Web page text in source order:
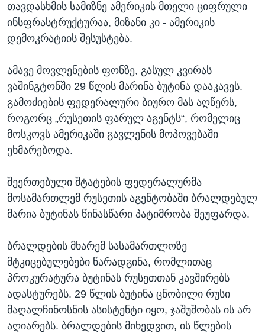
თავდასხმის სამიზნე ამერიკის მთელი ციფრული
ინსფრასტრუქტურაა, მიზანი კი - ამერიკის
დემოკრატიის შესუსტება.
ამავე მოვლენების ფონზე, გასულ კვირას
ვაშინგტონში 29 წლის მარინა ბუტინა დააკავეს.
გამოძიების ფედერალური ბიურო მას აღწერს,
როგორც „რუსეთის ფარულ აგენტს“, რომელიც
მოსკოვს ამერიკაში გავლენის მოპოვებაში
ეხმარებოდა.
შეერთებული შტატების ფედერალურმა
მოსამართლემ რუსეთის აგენტობაში ბრალდებულ
მარია ბუტინას წინასწარი პატიმრობა შეუფარდა.
ბრალდების მხარემ სასამართლოზე
მტკიცებულებები წარადგინა, რომლითაც
პროკურატურა ბუტინას რუსეთთან კავშირებს
ადასტურებს. 29 წლის ბუტინა ცნობილი რუსი
მაღალჩინოსნის ასისტენტი იყო, ჯაშუშობას ის არ
აღიარებს. ბრალდების მიხედვით, ის წლების